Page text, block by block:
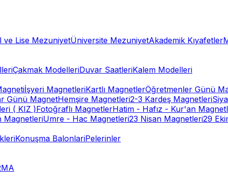
ve Lise MezuniyetÜniversite MezuniyetAkademik Kıyafetler
Çakmak ModelleriDuvar SaatleriKalem Modelleri
İşyeri MagnetleriKartlı MagnetlerÖğretmenler Günü
Günü MagnetHemşire Magnetleri2-3 Kardeş Magnetleri
( KIZ )Fotoğraflı MagnetlerHatim - Hafız - Kur'an
MagnetleriUmre - Hac Magnetleri23 Nisan Magnetleri29
Konuşma BalonlariPelerinler